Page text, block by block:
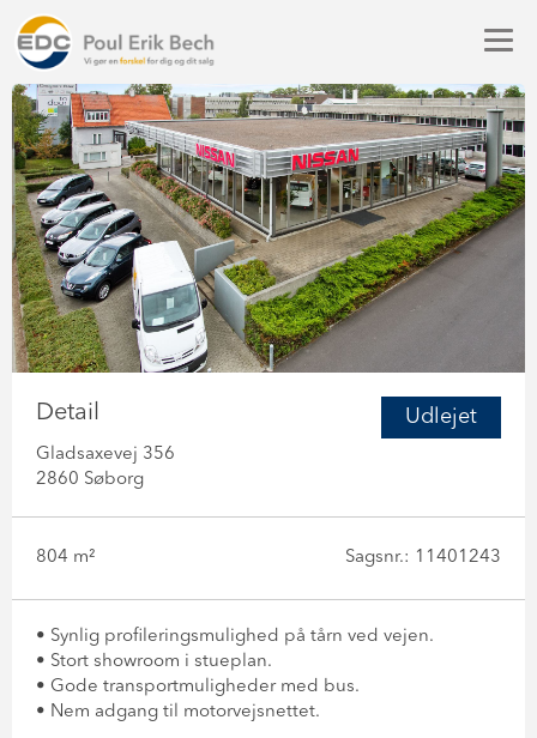
Udlejet
Detail
Gladsaxevej 356
2860 Søborg
804 m² Sagsnr.: 11401243
• Synlig profileringsmulighed på tårn ved vejen.
• Stort showroom i stueplan.
• Gode transportmuligheder med bus.
• Nem adgang til motorvejsnettet.